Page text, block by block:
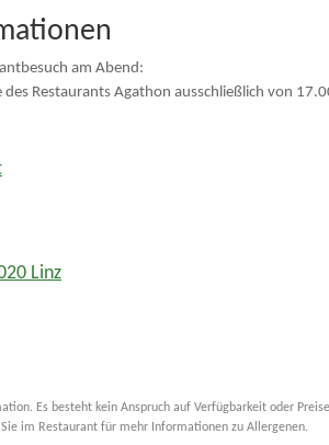
am Abend:
des Restaurants Agathon ausschließlich von
Linz
Es besteht kein Anspruch auf Verfügbarkeit oder
im Restaurant für mehr Informationen zu Allergenen.